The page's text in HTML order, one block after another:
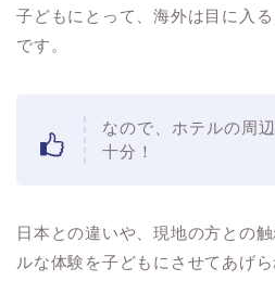
子どもにとって、海外は目に入
です。
なので、ホテルの周
十分！
日本との違いや、現地の方との
ルな体験を子どもにさせてあげ